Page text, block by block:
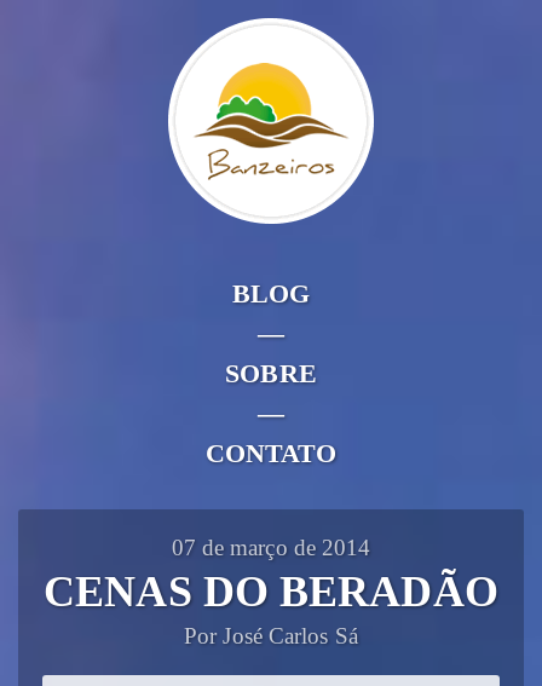
BLOG
—
SOBRE
—
CONTATO
07 de março de 2014
CENAS DO BERADÃO
Por José Carlos Sá